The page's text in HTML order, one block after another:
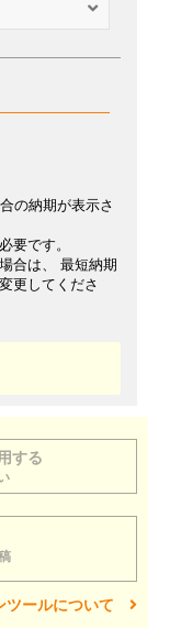
の納期が表示さ
要です。
合は、 最短納期
更してくださ
する
ツールについて